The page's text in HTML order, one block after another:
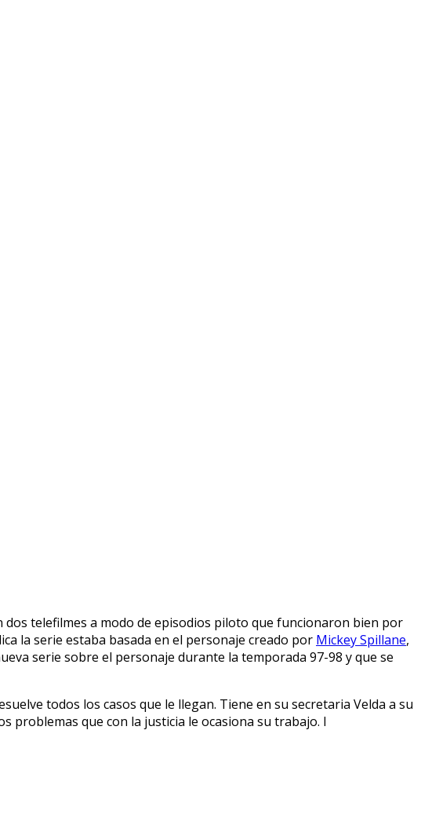
dos telefilmes a modo de episodios piloto que funcionaron bien por
la serie estaba basada en el personaje creado por Mickey Spillane,
serie sobre el personaje durante la temporada 97-98 y que se
todos los casos que le llegan. Tiene en su secretaria Velda a su
problemas que con la justicia le ocasiona su trabajo. l